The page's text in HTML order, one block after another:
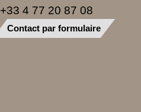
+33 4 77 20 87 08
Contact par formulaire